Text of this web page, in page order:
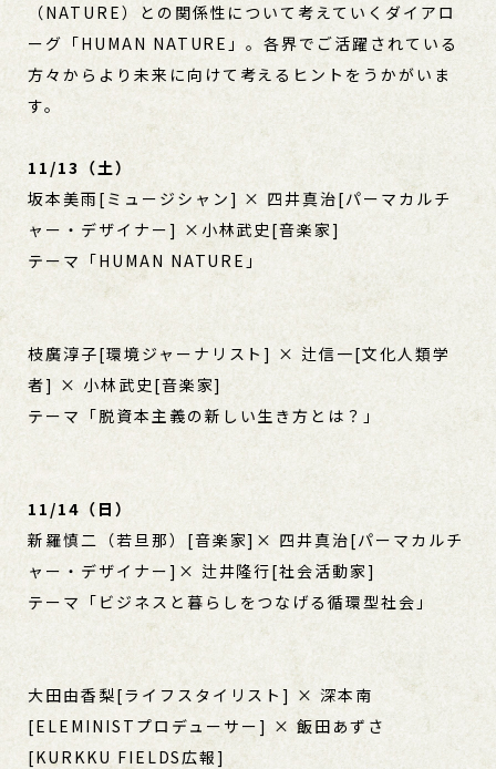
（NATURE）との関係性について考えていくダイアロ
ーグ「HUMAN NATURE」。各界でご活躍されている
方々からより未来に向けて考えるヒントをうかがいま
す。
11/13（土）
坂本美⾬[ミュージシャン] × 四井真治[パーマカルチ
ャー・デザイナー] ×⼩林武史[音楽家]
テーマ「HUMAN NATURE」
枝廣淳⼦[環境ジャーナリスト] × 辻信⼀[文化人類学
者] × ⼩林武史[音楽家]
テーマ「脱資本主義の新しい生き方とは？」
11/14（日）
新羅慎二（若旦那）[音楽家]× 四井真治[パーマカルチ
ャー・デザイナー]× 辻井隆行[社会活動家]
テーマ「ビジネスと暮らしをつなげる循環型社会」
大田由香梨[ライフスタイリスト] × 深本南
[ELEMINISTプロデューサー] × 飯田あずさ
[KURKKU FIELDS広報]